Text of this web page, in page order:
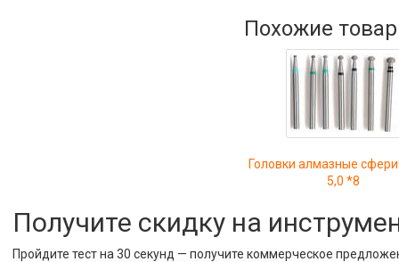
Похожие
Головки алмазные
5,0 *8
Получите скидку на
Пройдите тест на 30 секунд — получите коммерческое